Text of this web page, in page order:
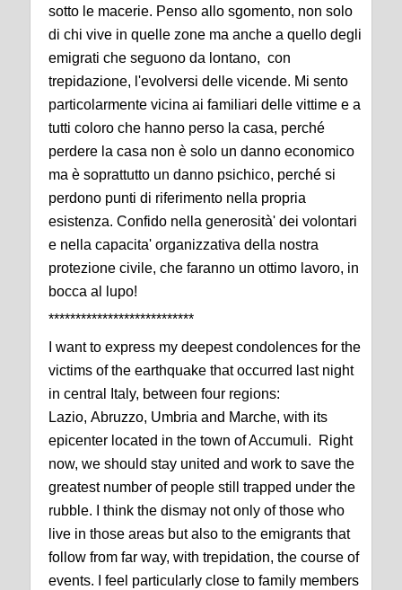
sotto le macerie. Penso allo sgomento, non solo
di chi vive in quelle zone ma anche a quello degli
emigrati che seguono da lontano, con
trepidazione, l'evolversi delle vicende. Mi sento
particolarmente vicina ai familiari delle vittime e a
tutti coloro che hanno perso la casa, perché
perdere la casa non è solo un danno economico
ma è soprattutto un danno psichico, perché si
perdono punti di riferimento nella propria
esistenza. Confido nella generosità' dei volontari
e nella capacita' organizzativa della nostra
protezione civile, che faranno un ottimo lavoro, in
bocca al lupo!
***************************
I want to express my deepest condolences for the
victims of the earthquake that occurred last night
in central Italy, between four regions:
Lazio, Abruzzo, Umbria and Marche, with its
epicenter located in the town of Accumuli.
Right
now, we should stay united and work to save the
greatest number of people still trapped under the
rubble.
I think the dismay not only of those who
live in those areas but also to the emigrants that
follow from far way, with trepidation, the course of
events.
I feel particularly close to family members